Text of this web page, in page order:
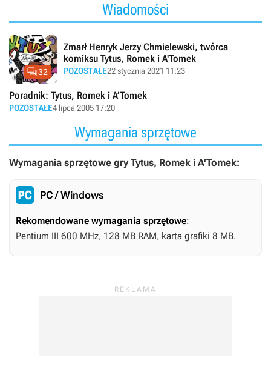
Wiadomości
32
Zmarł Henryk Jerzy Chmielewski, twórca
komiksu Tytus, Romek i A'Tomek
POZOSTAŁE22 stycznia 2021 11:23
Poradnik: Tytus, Romek i A’Tomek
POZOSTAŁE4 lipca 2005 17:20
Wymagania sprzętowe
Wymagania sprzętowe gry Tytus, Romek i A'Tomek:
PC / Windows
Rekomendowane wymagania sprzętowe:
Pentium III 600 MHz, 128 MB RAM, karta grafiki 8 MB.